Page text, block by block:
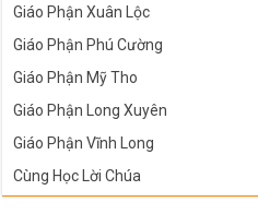
Giáo Phận Xuân Lộc
Giáo Phận Phú Cường
Giáo Phận Mỹ Tho
Giáo Phận Long Xuyên
Giáo Phận Vĩnh Long
Cùng Học Lời Chúa